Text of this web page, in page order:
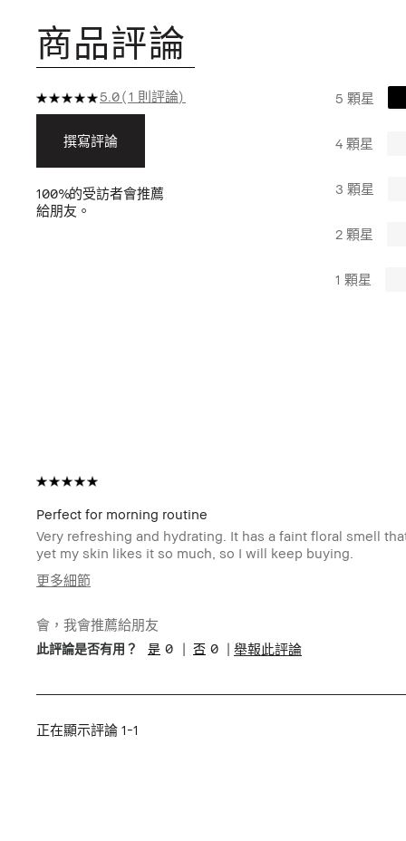
商品評論
5.0 1 則評論
撰寫評論
100%的受訪者會推薦
給朋友。
5 顆星
4 顆星
3 顆星
2 顆星
1 顆星
Perfect for morning routine
Very refreshing and hydrating. It has a faint floral smell
yet my skin likes it so much, so I will keep buying.
更多細節
肌膚類型
肌膚色調
適中
我有得到此產品的免費試用品
否
會，我會推薦給朋友
此評論是否有用？ 0 0 舉報此評論
正在顯示評論 1-1